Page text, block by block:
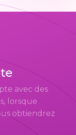
avec des
lorsque
obtiendrez